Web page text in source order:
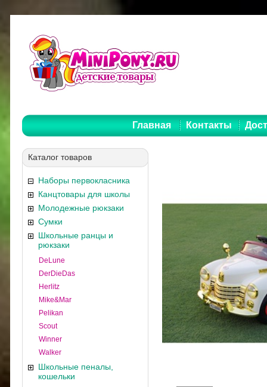
Главная Контакты
Каталог товаров
Наборы первокласника
Канцтовары для школы
Молодежные рюкзаки
Сумки
Школьные ранцы и
рюкзаки
DeLune
DerDieDas
Herlitz
Mike&Mar
Pelikan
Scout
Winner
Walker
Школьные пеналы,
кошельки